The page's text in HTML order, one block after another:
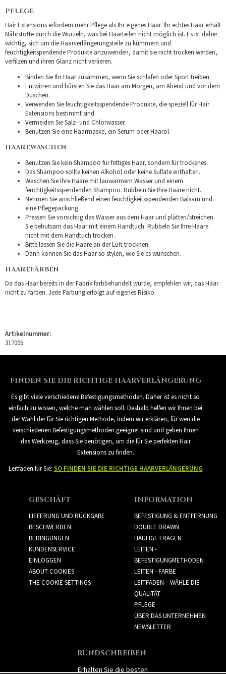
PFLEGE
Hair Extensions erfordern mehr Pflege als Ihr eigenes Haar. Ihr echtes Haar erhält
Nährstoffe durch die Wurzeln, was bei Haarteilen nicht möglich ist. Es ist daher
wichtig, sich um die Haarverlängerungsteile zu kümmern und
feuchtigkeitspendende Produkte anzuwenden, damit sie nicht trocken werden,
verfilzen und ihren Glanz nicht verlieren.
Binden Sie Ihr Haar zusammen, wenn Sie schlafen oder Sport treiben.
Entwirren und bürsten Sie das Haar am Morgen, am Abend und vor dem
Duschen.
Verwenden Sie feuchtigkeitsspendende Produkte, die speziell für Hair
Extensions bestimmt sind.
Vermeiden Sie Salz- und Chlorwasser.
Benutzen Sie eine Haarmaske, ein Serum oder Haaröl.
HAAREWASCHEN
Benutzen Sie kein Shampoo für fettiges Haar, sondern für trockenes.
Das Shampoo sollte keinen Alkohol oder keine Sulfate enthalten.
Waschen Sie Ihre Haare mit lauwarmem Wasser und einem
feuchtigkeitsspendenden Shampoo. Rubbeln Sie Ihre Haare nicht.
Nehmen Sie anschließend einen feuchtigkeitsspendenden Balsam und
eine Pflegepackung.
Pressen Sie vorsichtig das Wasser aus dem Haar und plätten/streichen
Sie behutsam das Haar mit einem Handtuch. Rubbeln Sie Ihre Haare
nicht mit dem Handtuch trocken.
Bitte lassen Sie die Haare an der Luft trocknen.
Dann können Sie das Haar so stylen, wie Sie es wünschen.
HAAREFÄRBEN
Da das Haar bereits in der Fabrik farbbehandelt wurde, empfehlen wir, das Haar
nicht zu färben. Jede Färbung erfolgt auf eigenes Risiko.
Artikelnummer:
317006
FINDEN SIE DIE RICHTIGE HAARVERLÄNGERUNG
Es gibt viele verschiedene Befestigungsmethoden. Daher ist es nicht so
einfach zu wissen, welche man wählen soll. Deshalb helfen wir Ihnen bei
der Wahl der für Sie richtigen Methode, indem wir erklären, für wen die
verschiedenen Befestigungsmethoden geeignet sind und geben Ihnen
das Werkzeug, dass Sie benötigen, um die für Sie perfekten Hair
Extensions zu finden.
Leitfaden für Sie: SO FINDEN SIE DIE RICHTIGE HAARVERLÄNGERUNG
GESCHÄFT
LIEFERUNG UND RÜCKGABE
BESCHWERDEN
BEDINGUNGEN
KUNDENSERVICE
EINLOGGEN
ABOUT COOKIES
THE COOKIE SETTINGS
INFORMATION
BEFESTIGUNG & ENTFERNUNG
DOUBLE DRAWN
HÄUFIGE FRAGEN
LEITEN -
BEFESTIGUNGMETHODEN
LEITEN - FARBE
LEITFADEN – WÄHLE DIE
QUALITÄT
PFLEGE
ÜBER DAS UNTERNEHMEN
NEWSLETTER
RUNDSCHREIBEN
Erhalten Sie die besten